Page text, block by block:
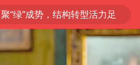
聚“绿”成势，结构转型活力足
80后女柜员逆袭成4200亿银行副行长
多地要求领导干部带头休假